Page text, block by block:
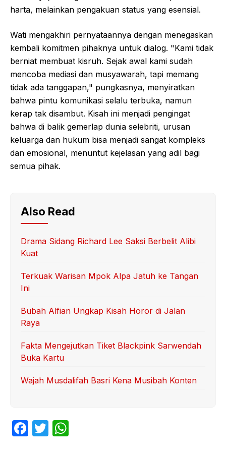
harta, melainkan pengakuan status yang esensial.
Wati mengakhiri pernyataannya dengan menegaskan
kembali komitmen pihaknya untuk dialog. "Kami tidak
berniat membuat kisruh. Sejak awal kami sudah
mencoba mediasi dan musyawarah, tapi memang
tidak ada tanggapan," pungkasnya, menyiratkan
bahwa pintu komunikasi selalu terbuka, namun
kerap tak disambut. Kisah ini menjadi pengingat
bahwa di balik gemerlap dunia selebriti, urusan
keluarga dan hukum bisa menjadi sangat kompleks
dan emosional, menuntut kejelasan yang adil bagi
semua pihak.
Also Read
Drama Sidang Richard Lee Saksi Berbelit Alibi
Kuat
Terkuak Warisan Mpok Alpa Jatuh ke Tangan
Ini
Bubah Alfian Ungkap Kisah Horor di Jalan
Raya
Fakta Mengejutkan Tiket Blackpink Sarwendah
Buka Kartu
Wajah Musdalifah Basri Kena Musibah Konten
F
T